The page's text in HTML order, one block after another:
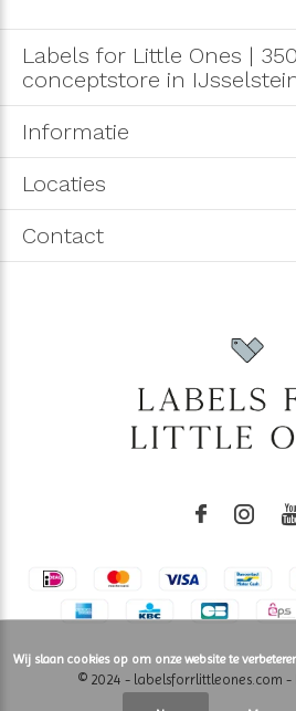
Labels for Little Ones |
conceptstore in
Informatie
Locaties
Contact
© 2024 - labelsforrlittleones.com -
Wij slaan cookies op om onze website te